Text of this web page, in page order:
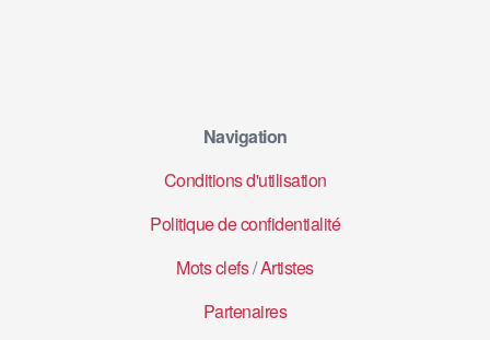
Navigation
Conditions d'utilisation
Politique de confidentialité
Mots clefs/Artistes
Partenaires